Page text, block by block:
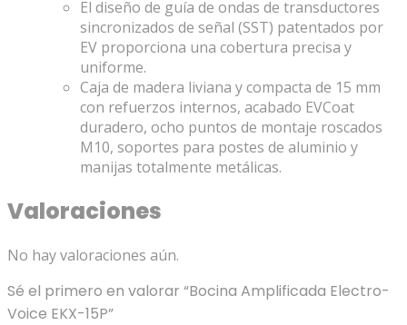
El diseño de guía de ondas de transductores
sincronizados de señal (SST) patentados por
EV proporciona una cobertura precisa y
uniforme.
Caja de madera liviana y compacta de 15 mm
con refuerzos internos, acabado EVCoat
duradero, ocho puntos de montaje roscados
M10, soportes para postes de aluminio y
manijas totalmente metálicas.
Valoraciones
No hay valoraciones aún.
Sé el primero en valorar “Bocina Amplificada Electro-
Voice EKX-15P”